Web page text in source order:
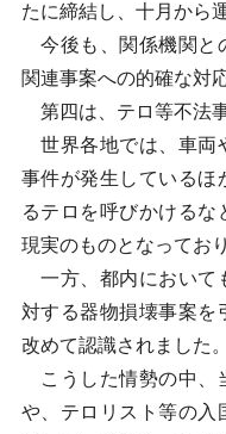
たに締結し、十月から
今後も、関係機関と
関連事案への的確な対
第四は、テロ等不法
世界各地では、車両
事件が発生しているほ
るテロを呼びかける
現実のものとなってお
一方、都内において
対する器物損壊事案を
改めて認識されました。
こうした情勢の中、
や、テロリスト等の入